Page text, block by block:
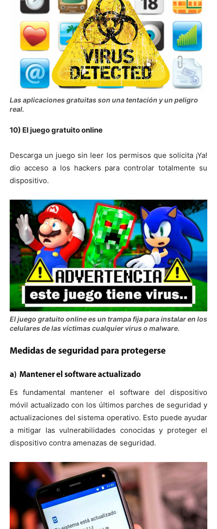
Las aplicaciones gratuitas son una tentación y un peligro
real.
10) El juego gratuito online
Descarga un juego sin leer los permisos que solicita ¡Ya!
dio acceso a los hackers para controlar totalmente su
dispositivo.
El juego gratuito online es un trampa fija para instalar en los
celulares de las víctimas cualquier virus o malware.
Medidas de seguridad para protegerse
a) Mantener el software actualizado
Es fundamental mantener el software del dispositivo
móvil actualizado con los últimos parches de seguridad y
actualizaciones del sistema operativo. Esto puede ayudar
a mitigar las vulnerabilidades conocidas y proteger el
dispositivo contra amenazas de seguridad.